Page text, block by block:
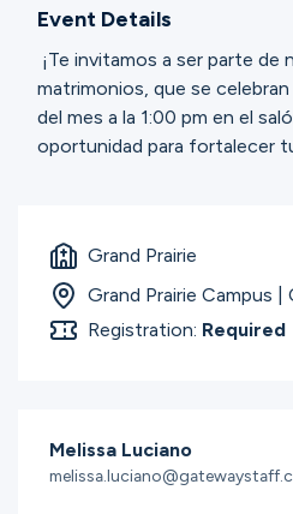
Groups
Search
Event Details
¡Te invitamos a ser parte de
matrimonios, que se
del mes a la 1:00 pm en el
oportunidad para fortalecer
Grand Prairie
Grand Prairie Campus |
Registration: Required
Melissa Luciano